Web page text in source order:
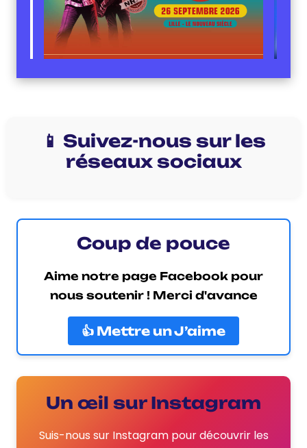
📱 Suivez-nous sur les
réseaux sociaux
Coup de pouce
Aime notre page Facebook pour
nous soutenir ! Merci d'avance
👍 Mettre un J’aime
Un œil sur Instagram
Suis-nous sur Instagram pour découvrir les